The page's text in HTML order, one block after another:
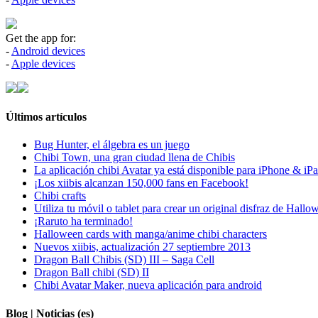
Get the app for:
- Android devices
- Apple devices
Últimos artículos
Bug Hunter, el álgebra es un juego
Chibi Town, una gran ciudad llena de Chibis
La aplicación chibi Avatar ya está disponible para iPhone &
¡Los xiibis alcanzan 150,000 fans en Facebook!
Chibi crafts
Utiliza tu móvil o tablet para crear un original disfraz de
¡Raruto ha terminado!
Halloween cards with manga/anime chibi characters
Nuevos xiibis, actualización 27 septiembre 2013
Dragon Ball Chibis (SD) III – Saga Cell
Dragon Ball chibi (SD) II
Chibi Avatar Maker, nueva aplicación para android
Blog | Noticias (es)